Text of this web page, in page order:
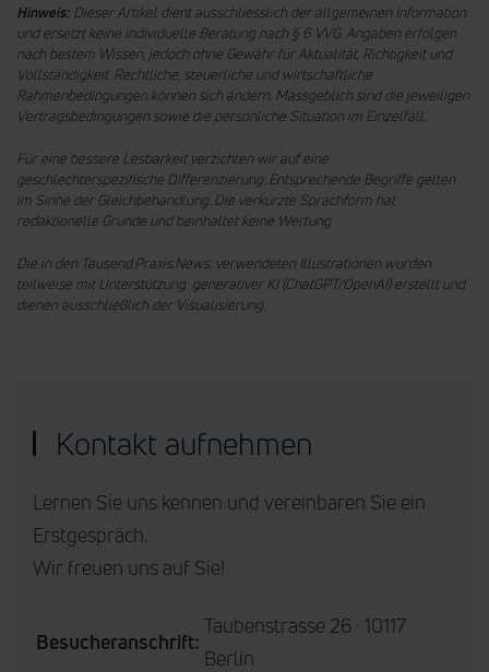
Hinweis: Dieser Artikel dient ausschliesslich der allgemeinen Information
und ersetzt keine individuelle Beratung nach § 6 VVG. Angaben erfolgen
nach bestem Wissen, jedoch ohne Gewähr für Aktualität, Richtigkeit und
Vollständigkeit. Rechtliche, steuerliche und wirtschaftliche
Rahmenbedingungen können sich ändern. Massgeblich sind die jeweiligen
Vertragsbedingungen sowie die persönliche Situation im Einzelfall.
Für eine bessere Lesbarkeit verzichten wir auf eine
geschlechterspezifische Differenzierung. Entsprechende Begriffe gelten
im Sinne der Gleichbehandlung. Die verkürzte Sprachform hat
redaktionelle Gründe und beinhaltet keine Wertung.
Die in den Tausend.Praxis.News. verwendeten Illustrationen wurden
teilweise mit Unterstützung generativer KI (ChatGPT/OpenAI) erstellt und
dienen ausschließlich der Visualisierung.
Kontakt aufnehmen
Lernen Sie uns kennen und vereinbaren Sie ein
Erstgespräch.
Wir freuen uns auf Sie!
Besucheranschrift:
Taubenstrasse 26 · 10117
Berlin